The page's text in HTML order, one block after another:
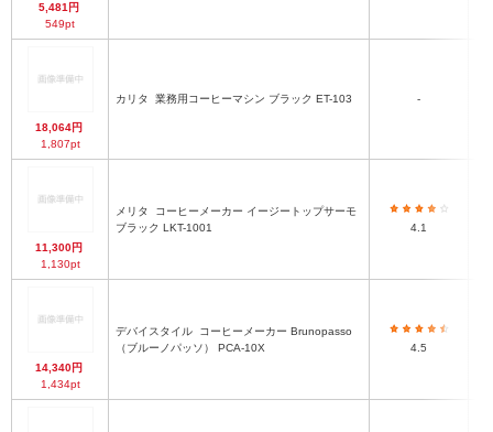
5,481円
549pt
18,064円
1,807pt
カリタ 業務用コーヒーマシン ブラック ET-103 -
11,300円
1,130pt
メリタ
ブラック LKT-1001
4.1
14,340円
1,434pt
デバイスタイル
（ブルーノパッソ） PCA-10X
4.5